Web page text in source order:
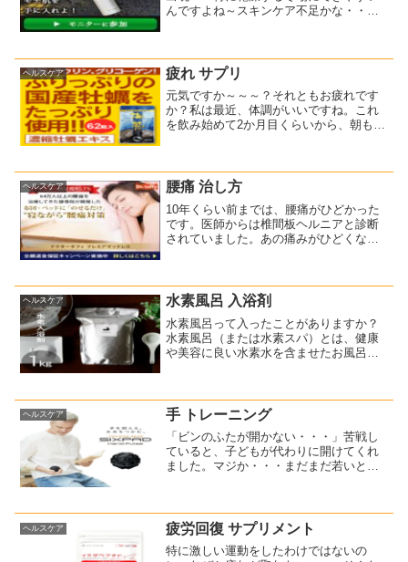
んですよね～スキンケア不足かな・・・
です。何もスキンケアをし...
ヘルスケア 疲れ サプリ
元気ですか～～～？それともお疲れです
か？私は最近、体調がいいですね。これ
を飲み始めて2か月目くらいから、朝も夜
鉛といえば「海乳EX」(1ヶ月分) 牡蠣 国
内産 牡蠣サ...
ヘルスケア 腰痛 治し方
10年くらい前までは、腰痛がひどかった
です。医師からは椎間板ヘルニアと診断
されていました。あの痛みがひどくなる
ら、当時通っていた整体...
ヘルスケア 水素風呂 入浴剤
水素風呂って入ったことがありますか？
水素風呂（または水素スパ）とは、健康
や美容に良い水素水を含ませたお風呂の
スパウダー（BAT...
ヘルスケア 手 トレーニング
「ビンのふたが開かない・・・」苦戦し
ていると、子どもが代わりに開けてくれ
ました。マジか・・・まだまだ若いと思
買い物袋を持ち続けるのがつらいとかペ
ットボトルのキャップを開...
ヘルスケア 疲労回復 サプリメント
特に激しい運動をしたわけではないの